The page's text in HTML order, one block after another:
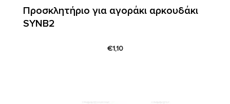
Προσκλητήριο για αγοράκι αρκουδάκι
SYNΒ2
€1,10